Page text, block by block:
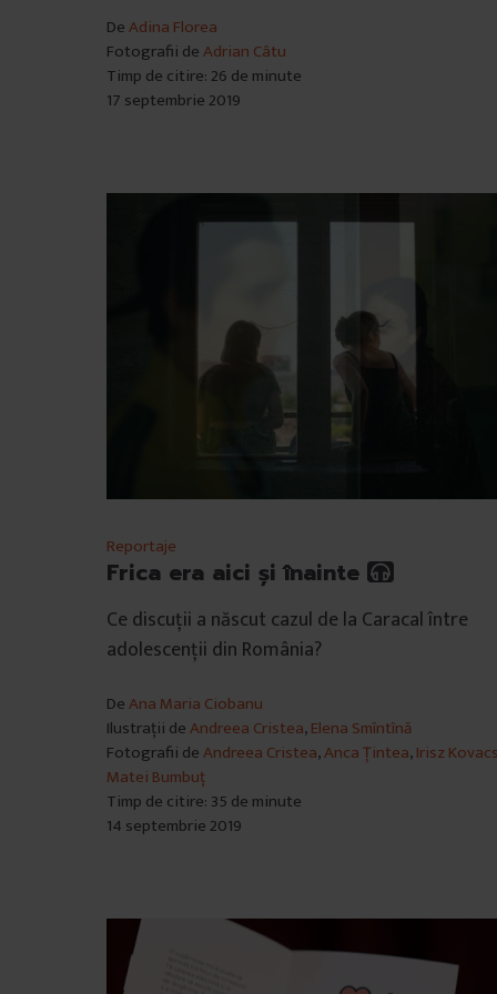
n
t
DeAdina Florea
Fotografii deAdrian Câtu
Timp de citire: 26 de minute
17 septembrie 2019
Reportaje
Frica era aici și înainte
Ce discuții a născut cazul de la Caracal între
adolescenții din România?
DeAna Maria Ciobanu
Ilustrații deAndreea Cristea,Elena Smîntînă
Fotografii deAndreea Cristea,Anca Țintea,Irisz Kovacs
Matei Bumbuț
Timp de citire: 35 de minute
14 septembrie 2019